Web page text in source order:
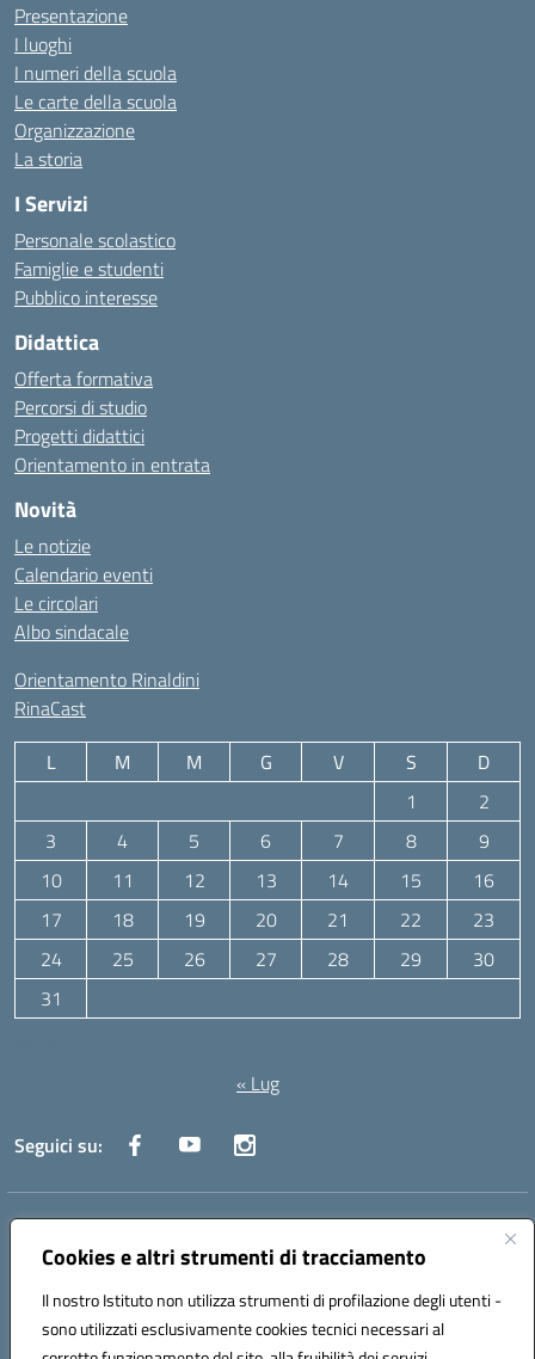
Cookies e altri strumenti di tracciamento
Il nostro Istituto non utilizza strumenti di profilazione degli utenti -
sono utilizzati esclusivamente cookies tecnici necessari al
Presentazione
I luoghi
I numeri della scuola
Le carte della scuola
Organizzazione
La storia
I Servizi
Personale scolastico
Famiglie e studenti
Pubblico interesse
Didattica
Offerta formativa
Percorsi di studio
Progetti didattici
Orientamento in entrata
Novità
Le notizie
Calendario eventi
Le circolari
Albo sindacale
Orientamento Rinaldini
RinaCast
L M M G V S
D
1
2
3
4 5 6 7 8
9
10
11 12 13 14 15
16
17
18 19 20 21 22
23
24
25 26 27 28 29
30
31
« Lug
Seguici su:
Indirizzo:Via Canale 1, Ancona
Centralino:071 204723 Email:anpc010006@istruzione.it
Codice fiscale: 93020970427
Codice meccanografico:
ANPC010006